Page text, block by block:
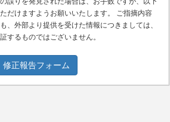
だけますようお願いいたします。 ご指摘内容
、外部より提供を受けた情報につきましては、
するものではございません。
修正報告フォーム